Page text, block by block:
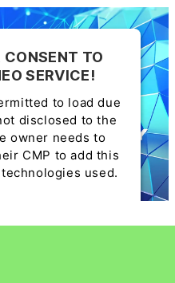
CONSENT TO
SERVICE!
to load due
disclosed to the
owner needs to
CMP to add this
used.
Platform